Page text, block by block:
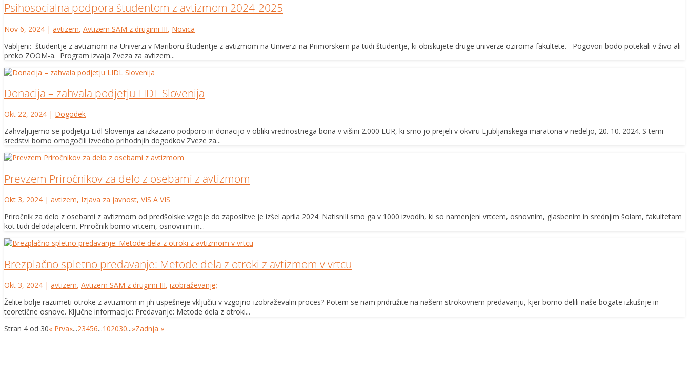
Psihosocialna podpora študentom z avtizmom 2024-2025
Nov 6, 2024 | avtizem, Avtizem SAM z drugimi III, Novica
Vabljeni: študentje z avtizmom na Univerzi v Mariboru študentje z avtizmom na Univerzi na Primorskem pa tudi študentje, ki obiskujete druge univerze oziroma fakultete. Pogovori bodo potekali v živo ali
preko ZOOM-a. Program izvaja Zveza za avtizem...
Donacija – zahvala podjetju LIDL Slovenija
Okt 22, 2024 | Dogodek
Zahvaljujemo se podjetju Lidl Slovenija za izkazano podporo in donacijo v obliki vrednostnega bona v višini 2.000 EUR, ki smo jo prejeli v okviru Ljubljanskega maratona v nedeljo, 20. 10. 2024. S temi
sredstvi bomo omogočili izvedbo prihodnjih dogodkov Zveze za...
Prevzem Priročnikov za delo z osebami z avtizmom
Okt 3, 2024 | avtizem, Izjava za javnost, VIS A VIS
Priročnik za delo z osebami z avtizmom od predšolske vzgoje do zaposlitve je izšel aprila 2024. Natisnili smo ga v 1000 izvodih, ki so namenjeni vrtcem, osnovnim, glasbenim in srednjim šolam, fakultetam
kot tudi delodajalcem. Priročnik bomo vrtcem, osnovnim in...
Brezplačno spletno predavanje: Metode dela z otroki z avtizmom v vrtcu
Okt 3, 2024 | avtizem, Avtizem SAM z drugimi III, izobraževanje;
Želite bolje razumeti otroke z avtizmom in jih uspešneje vključiti v vzgojno-izobraževalni proces? Potem se nam pridružite na našem strokovnem predavanju, kjer bomo delili naše bogate izkušnje in
teoretične osnove. Ključne informacije: Predavanje: Metode dela z otroki...
Stran 4 od 30« Prva«...23456...102030...»Zadnja »